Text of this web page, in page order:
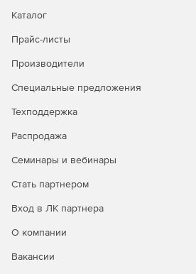
Интернет-Шлюз ИКС
Функции ИКС Стандарт:
Защита сети.
Авторизация пользователей.
Интеграция с DLP и SIEM.
Специальные службы
продукт и входят в его
Почтовый сервер.
Каталог
Прайс-листы
Производители
Специальные предложения
Техподдержка
Распродажа
Семинары и вебинары
Стать партнером
Вход в ЛК партнера
О компании
Вакансии